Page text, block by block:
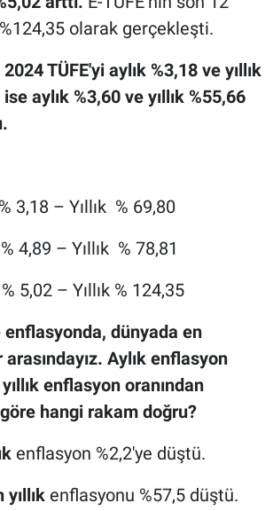
%124,35 olarak gerçekleşti.
TÜFE'yi aylık %3,18 ve yıllık
aylık %3,60 ve yıllık %55,66
– Yıllık % 69,80
– Yıllık % 78,81
5,02 ­– Yıllık % 124,35
dünyada en
Aylık enflasyon
enflasyon oranından
hangi rakam doğru?
enflasyon %2,2'ye düştü.
enflasyonu %57,5 düştü.